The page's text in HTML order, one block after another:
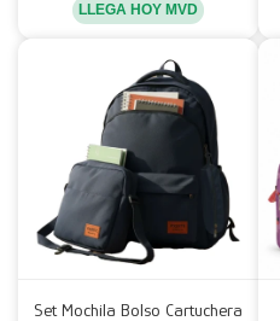
LLEGA HOY MVD
Set Mochila Bolso Cartuchera